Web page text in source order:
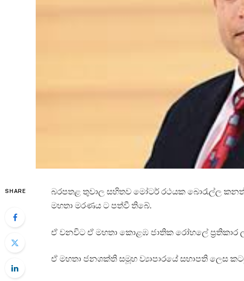
SHARE
බරපතළ තුවාල සහිතව මෝටර් රථයක බොරැල්ල
මහතා මරණය ට පත්වී තිබේ.
ඒ වනවිට ඒ මහතා කොළඹ ජාතික රෝහලේ ප්‍රතිකාර
ඒ මහතා ජනශක්ති සමූහ ව්‍යාපාරයේ සභාපති ලෙස